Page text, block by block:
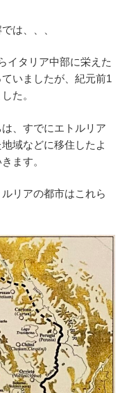
は、、、
イタリア中部に栄えた
いましたが、紀元前1
た。
、すでにエトルリア
域などに移住したよ
ます。
リアの都市はこれら